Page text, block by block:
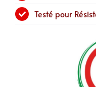
Testé pour